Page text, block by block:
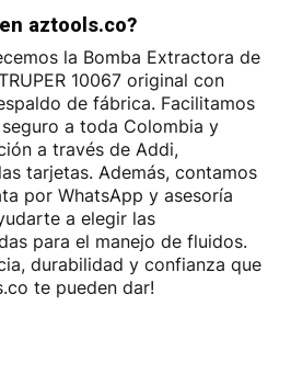
aztools.co?
la Bomba Extractora de
10067 original con
de fábrica. Facilitamos
a toda Colombia y
a través de Addi,
tarjetas. Además, contamos
por WhatsApp y asesoría
a elegir las
para el manejo de fluidos.
durabilidad y confianza que
te pueden dar!